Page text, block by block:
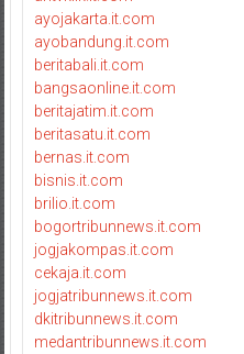
ayojakarta.it.com
ayobandung.it.com
beritabali.it.com
bangsaonline.it.com
beritajatim.it.com
beritasatu.it.com
bernas.it.com
bisnis.it.com
brilio.it.com
bogortribunnews.it.com
jogjakompas.it.com
cekaja.it.com
jogjatribunnews.it.com
dkitribunnews.it.com
medantribunnews.it.com